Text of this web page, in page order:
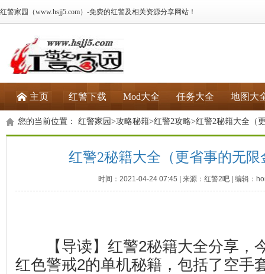
红警家园（www.hsjj5.com）-免费的红警及相关资源分享网站！
主页 红警下载 Mod大全 任务大全 地图大
您的当前位置： 红警家园 >攻略秘籍>红警2攻略>红警2秘籍大全（
红警2秘籍大全（更省事的无限
时间：2021-04-24 07:45 | 来源：红警2吧 | 编辑：
【导读】红警2秘籍大全分享，
红色警戒2的单机秘籍，包括了空手